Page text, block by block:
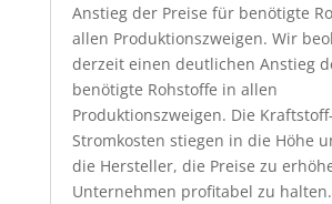
Anstieg der Preise für benötigte
allen Produktionszweigen. Wir
derzeit einen deutlichen Anstieg
benötigte Rohstoffe in allen
Produktionszweigen. Die
Stromkosten stiegen in die Höhe
die Hersteller, die Preise zu
Unternehmen profitabel zu halten.